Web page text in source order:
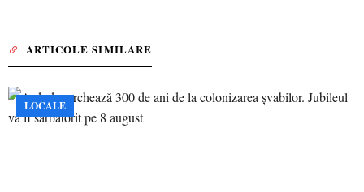
ARTICOLE SIMILARE
LOCALE